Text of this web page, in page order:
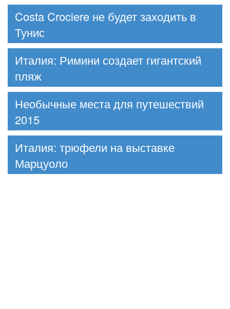
Costa Crociere не будет заходить в
Тунис
Италия: Римини создает гигантский
пляж
Необычные места для путешествий
2015
Италия: трюфели на выставке
Марцуоло